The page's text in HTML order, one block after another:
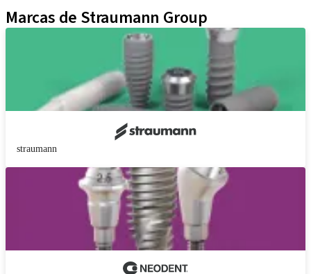
Marcas de Straumann Group
straumann